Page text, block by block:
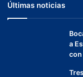
Últimas noticias
a